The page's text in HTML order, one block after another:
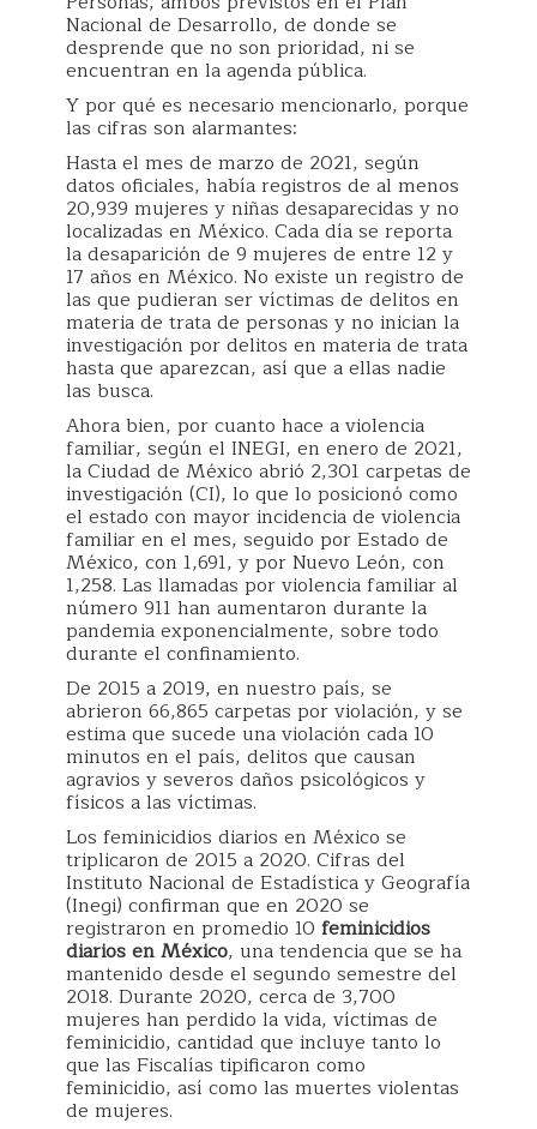
Nacional de Desarrollo, de donde se
desprende que no son prioridad, ni se
encuentran en la agenda pública.
Y por qué es necesario mencionarlo, porque
las cifras son alarmantes:
Hasta el mes de marzo de 2021, según
datos oficiales, había registros de al menos
20,939 mujeres y niñas desaparecidas y no
localizadas en México. Cada día se reporta
la desaparición de 9 mujeres de entre 12 y
17 años en México. No existe un registro de
las que pudieran ser víctimas de delitos en
materia de trata de personas y no inician la
investigación por delitos en materia de trata
hasta que aparezcan, así que a ellas nadie
las busca.
Ahora bien, por cuanto hace a violencia
familiar, según el INEGI, en enero de 2021,
la Ciudad de México abrió 2,301 carpetas de
investigación (CI), lo que lo posicionó como
el estado con mayor incidencia de violencia
familiar en el mes, seguido por Estado de
México, con 1,691, y por Nuevo León, con
1,258. Las llamadas por violencia familiar al
número 911 han aumentaron durante la
pandemia exponencialmente, sobre todo
durante el confinamiento.
De 2015 a 2019, en nuestro país, se
abrieron 66,865 carpetas por violación, y se
estima que sucede una violación cada 10
minutos en el país, delitos que causan
agravios y severos daños psicológicos y
físicos a las víctimas.
Los feminicidios diarios en México se
triplicaron de 2015 a 2020. Cifras del
Instituto Nacional de Estadística y Geografía
(Inegi) confirman que en 2020 se
registraron en promedio 10 feminicidios
diarios en México, una tendencia que se ha
mantenido desde el segundo semestre del
2018. Durante 2020, cerca de 3,700
mujeres han perdido la vida, víctimas de
feminicidio, cantidad que incluye tanto lo
que las Fiscalías tipificaron como
feminicidio, así como las muertes violentas
de mujeres.